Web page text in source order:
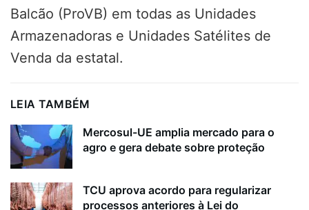
Balcão (ProVB) em todas as Unidades
Armazenadoras e Unidades Satélites de
Venda da estatal.
LEIA TAMBÉM
Mercosul-UE amplia mercado para o
agro e gera debate sobre proteção
TCU aprova acordo para regularizar
processos anteriores à Lei do